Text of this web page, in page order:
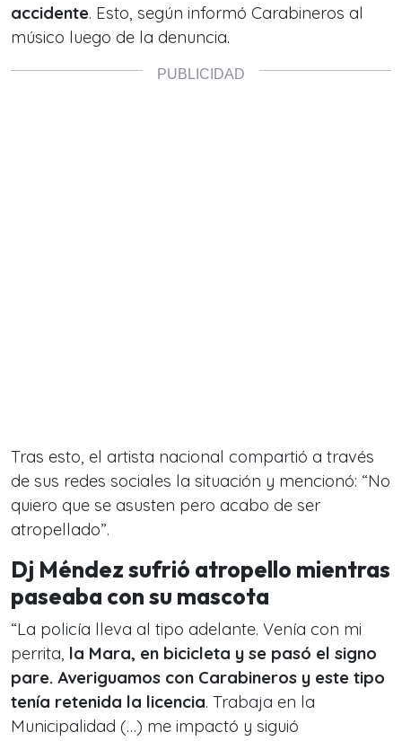
accidente. Esto, según informó Carabineros al
músico luego de la denuncia.
Tras esto, el artista nacional compartió a través
de sus redes sociales la situación y mencionó: “No
quiero que se asusten pero acabo de ser
atropellado”.
Dj Méndez sufrió atropello mientras
paseaba con su mascota
“La policía lleva al tipo adelante. Venía con mi
perrita, la Mara, en bicicleta y se pasó el signo
pare. Averiguamos con Carabineros y este tipo
tenía retenida la licencia. Trabaja en la
Municipalidad (…) me impactó y siguió